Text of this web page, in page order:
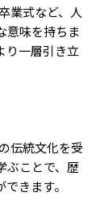
業式など、人
意味を持ちま
り一層引き立
伝統文化を受
ぶことで、歴
きます。